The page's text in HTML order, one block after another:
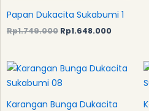
Papan Dukacita Sukabumi 1
Rp1.749.000 Rp1.648.000
Karangan Bunga Dukacita